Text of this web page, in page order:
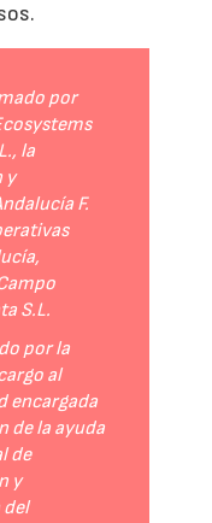
por
la
y
F.
S.L.
por la
al
encargada
de la ayuda
de
y